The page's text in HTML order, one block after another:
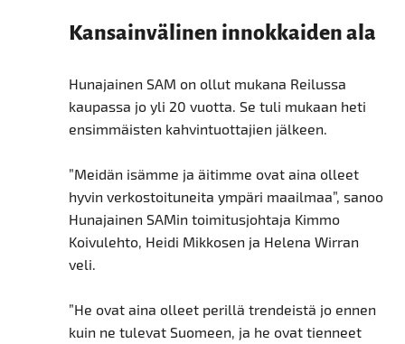
Kansainvälinen innokkaiden ala
Hunajainen SAM on ollut mukana Reilussa
kaupassa jo yli 20 vuotta. Se tuli mukaan heti
ensimmäisten kahvintuottajien jälkeen.
”Meidän isämme ja äitimme ovat aina olleet
hyvin verkostoituneita ympäri maailmaa”, sanoo
Hunajainen SAMin toimitusjohtaja Kimmo
Koivulehto, Heidi Mikkosen ja Helena Wirran
veli.
”He ovat aina olleet perillä trendeistä jo ennen
kuin ne tulevat Suomeen, ja he ovat tienneet